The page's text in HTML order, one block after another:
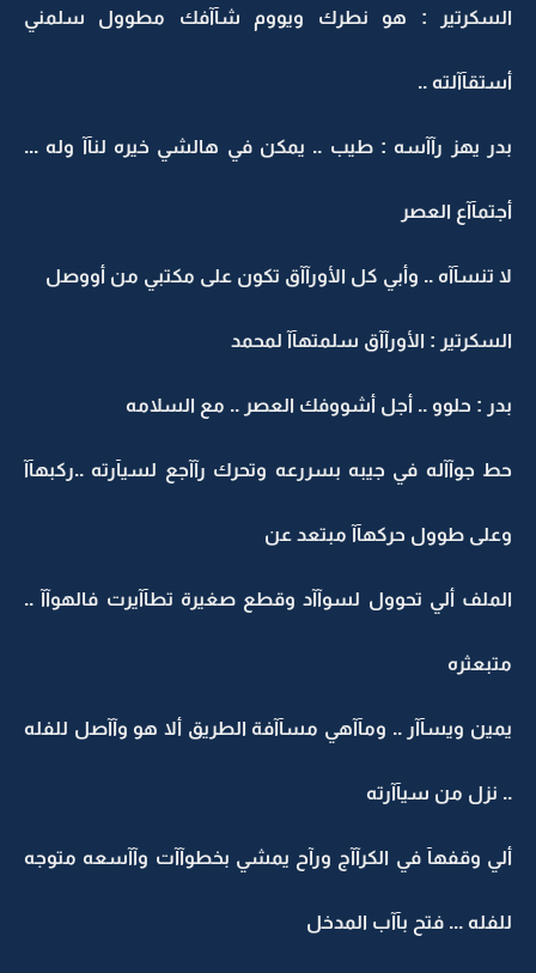
السكرتير : هو نطرك ويووم شآآفك مطوول سلمني
أستقآآلته ..
بدر يهز رآآسه : طيب .. يمكن في هالشي خيره لنآآ وله ...
أجتمآآع العصر
لا تنسآآه .. وأبي كل الأورآآق تكون على مكتبي من أووصل
السكرتير : الأورآآق سلمتهآآ لمحمد
بدر : حلوو .. أجل أشووفك العصر .. مع السلامه
حط جوآآله في جيبه بسررعه وتحرك رآآجع لسيآرته ..ركبهآآ
وعلى طوول حركهآآ مبتعد عن
الملف ألي تحوول لسوآآد وقطع صغيرة تطآآيرت فالهوآآ ..
متبعثره
يمين ويسآآر .. ومآآهي مسآآفة الطريق ألا هو وآآصل للفله
.. نزل من سيآآرته
ألي وقفهآ في الكرآآج ورآح يمشي بخطوآآت وآآسعه متوجه
للفله ... فتح بآآب المدخل